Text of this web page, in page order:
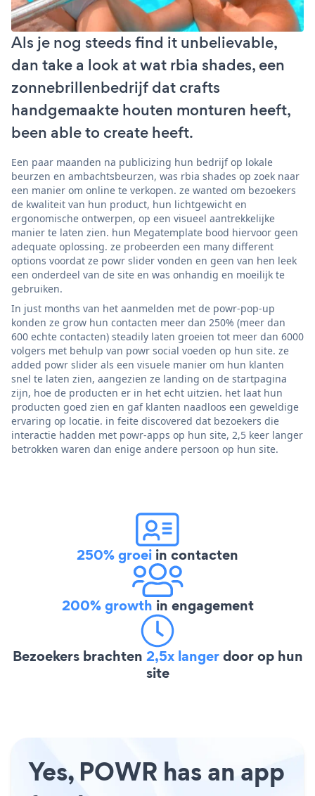
Als je nog steeds find it unbelievable,
dan take a look at wat rbia shades, een
zonnebrillenbedrijf dat crafts
handgemaakte houten monturen heeft,
been able to create heeft.
Een paar maanden na publicizing hun bedrijf op lokale
beurzen en ambachtsbeurzen, was rbia shades op zoek naar
een manier om online te verkopen. ze wanted om bezoekers
de kwaliteit van hun product, hun lichtgewicht en
ergonomische ontwerpen, op een visueel aantrekkelijke
manier te laten zien. hun Megatemplate bood hiervoor geen
adequate oplossing. ze probeerden een many different
options voordat ze powr slider vonden en geen van hen leek
een onderdeel van de site en was onhandig en moeilijk te
gebruiken.
In just months van het aanmelden met de powr-pop-up
konden ze grow hun contacten meer dan 250% (meer dan
600 echte contacten) steadily laten groeien tot meer dan 6000
volgers met behulp van powr social voeden op hun site. ze
added powr slider als een visuele manier om hun klanten
snel te laten zien, aangezien ze landing on de startpagina
zijn, hoe de producten er in het echt uitzien. het laat hun
producten goed zien en gaf klanten naadloos een geweldige
ervaring op locatie. in feite discovered dat bezoekers die
interactie hadden met powr-apps op hun site, 2,5 keer langer
betrokken waren dan enige andere persoon op hun site.
250% groei in contacten
200% growth in engagement
Bezoekers brachten 2,5x langerdoor op hun
site
Yes, POWR has an app